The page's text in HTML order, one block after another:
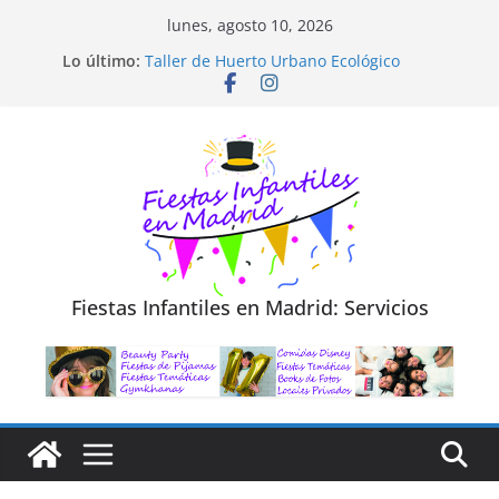
lunes, agosto 10, 2026
Lo último:
Diseño de Moda y Reciclaje de Prendas
Taller de Huerto Urbano Ecológico
TALLER FOTOGRAFÍA LA NATURALEZA
Trivial Virtual para niños
Fiestas Infantiles en Madrid: Servicios